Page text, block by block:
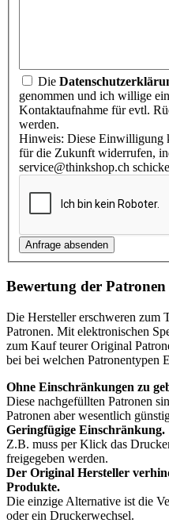
Die
genommen und ich willige
Kontaktaufnahme für evtl.
werden.
Hinweis: Diese Einwilligung
für die Zukunft widerrufen,
service@thinkshop.ch
Bewertung der Patronen
Die Hersteller erschweren zum
Patronen. Mit elektronischen
zum Kauf teurer Original
bei bei welchen Patronentypen
Ohne Einschränkungen zu
Diese nachgefüllten Patronen
Patronen aber wesentlich
Geringfügige Einschränkung.
Z.B. muss per Klick das
freigegeben werden.
Der Original Hersteller
Produkte.
Die einzige Alternative ist die
oder ein Druckerwechsel.